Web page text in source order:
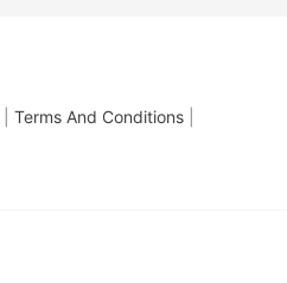
Terms And Conditions